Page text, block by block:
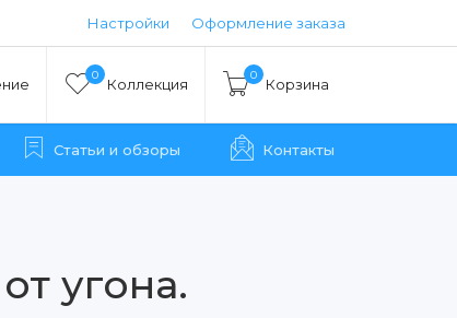
Настройки Оформление заказа
0
Корзина
0
Коллекция
Статьи и обзоры Контакты
угона.